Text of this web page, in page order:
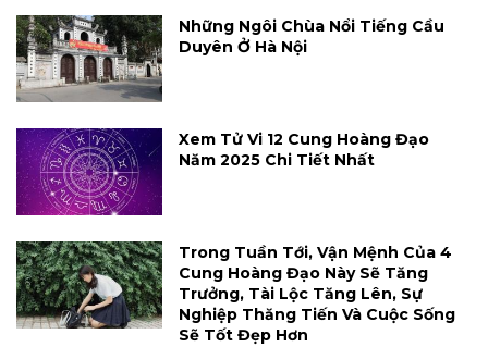
Những Ngôi Chùa Nổi Tiếng Cầu
Duyên Ở Hà Nội
Xem Tử Vi 12 Cung Hoàng Đạo
Năm 2025 Chi Tiết Nhất
Trong Tuần Tới, Vận Mệnh Của 4
Cung Hoàng Đạo Này Sẽ Tăng
Trưởng, Tài Lộc Tăng Lên, Sự
Nghiệp Thăng Tiến Và Cuộc Sống
Sẽ Tốt Đẹp Hơn